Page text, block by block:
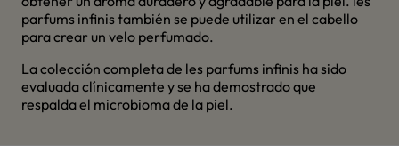
parfums infinis también se puede utilizar en el cabello
para crear un velo perfumado.
La colección completa de les parfums infinis ha sido
evaluada clínicamente y se ha demostrado que
respalda el microbioma de la piel.